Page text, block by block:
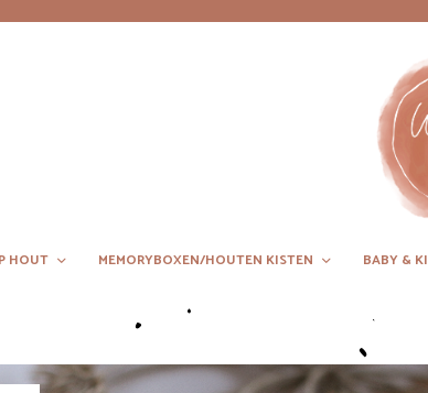
HOUT MEMORYBOXEN/HOUTEN KISTEN BABY &